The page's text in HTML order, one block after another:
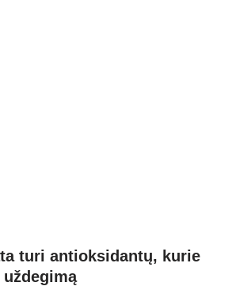
turi antioksidantų, kurie